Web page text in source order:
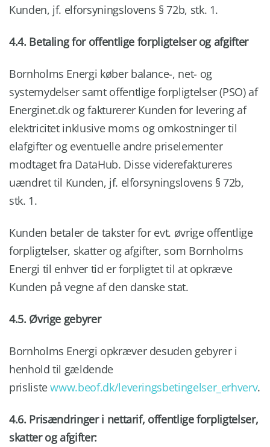
Kunden, jf. elforsyningslovens § 72b, stk. 1.
4.4. Betaling for offentlige forpligtelser og afgifter
Bornholms Energi køber balance-, net- og
systemydelser samt offentlige forpligtelser (PSO) af
Energinet.dk og fakturerer Kunden for levering af
elektricitet inklusive moms og omkostninger til
elafgifter og eventuelle andre priselementer
modtaget fra DataHub. Disse viderefaktureres
uændret til Kunden, jf. elforsyningslovens § 72b,
stk. 1.
Kunden betaler de takster for evt. øvrige offentlige
forpligtelser, skatter og afgifter, som Bornholms
Energi til enhver tid er forpligtet til at opkræve
Kunden på vegne af den danske stat.
4.5. Øvrige gebyrer
Bornholms Energi opkræver desuden gebyrer i
henhold til gældende
prislistewww.beof.dk/leveringsbetingelser_erhverv.
4.6. Prisændringer i nettarif, offentlige forpligtelser,
skatter og afgifter: